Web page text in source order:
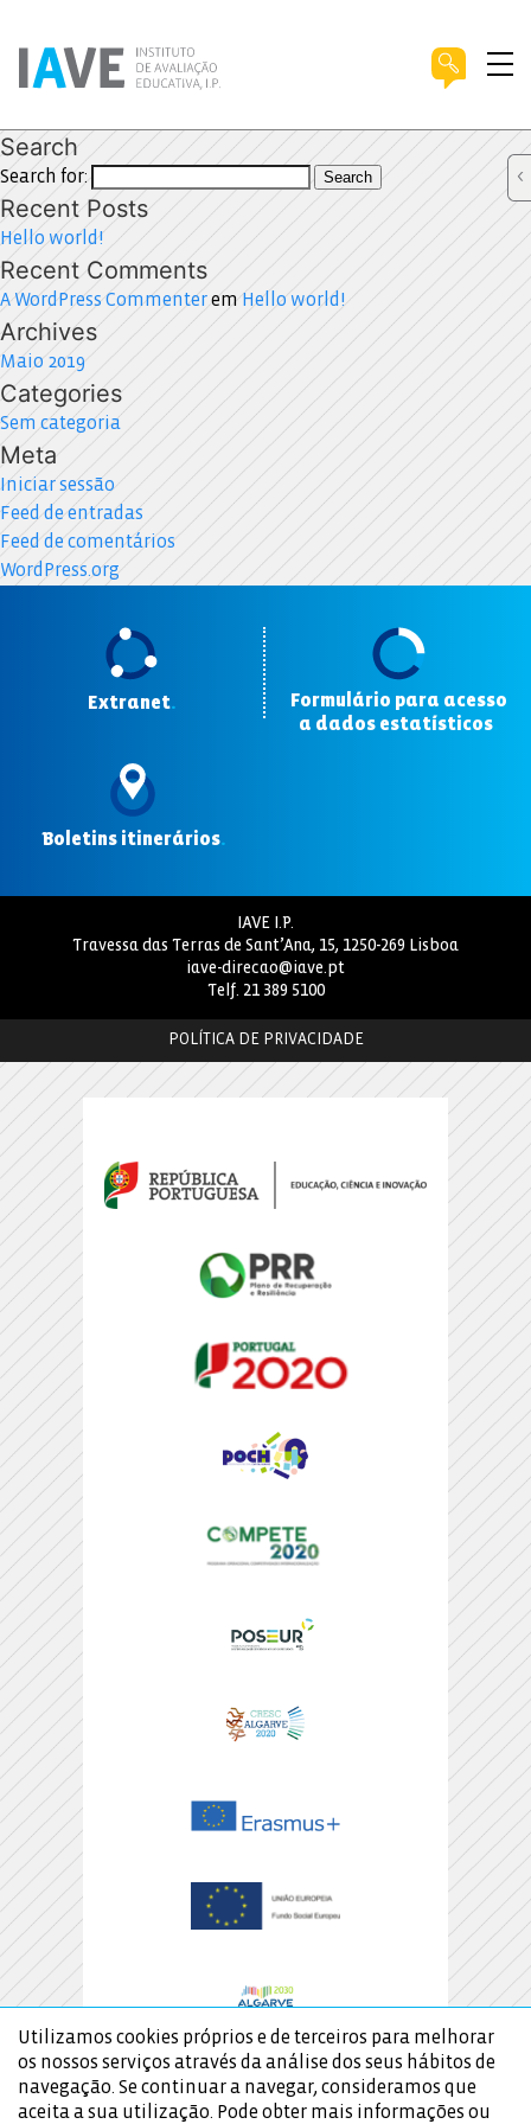
Search
Search for: Search
Recent Posts
Hello world!
Recent Comments
A WordPress Commenterem Hello world!
Archives
Maio 2019
Categories
Sem categoria
Meta
Iniciar sessão
Feed de entradas
Feed de comentários
WordPress.org
Extranet.
Formulário para acesso
a dados estatísticos
Boletins itinerários.
IAVE I.P.
Travessa das Terras de Sant’Ana, 15, 1250-269 Lisboa
iave-direcao@iave.pt
Telf. 21 389 5100
POLÍTICA DE PRIVACIDADE
Utilizamos cookies próprios e de terceiros para melhorar
os nossos serviços através da análise dos seus hábitos de
navegação. Se continuar a navegar, consideramos que
aceita a sua utilização. Pode obter mais informações ou